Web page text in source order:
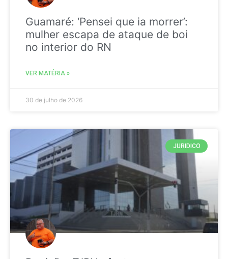
Guamaré: ‘Pensei que ia morrer’:
mulher escapa de ataque de boi
no interior do RN
VER MATÉRIA »
30 de julho de 2026
JURIDICO